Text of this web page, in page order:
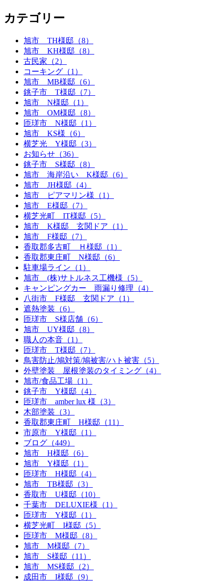
カテゴリー
旭市 TH様邸（8）
旭市 KH様邸（8）
古民家（2）
コーキング（1）
旭市 MB様邸（6）
銚子市 T様邸（7）
旭市 N様邸（1）
旭市 OM様邸（8）
匝瑳市 N様邸（1）
旭市 KS様（6）
横芝光 Y様邸（3）
お知らせ（36）
銚子市 S様邸（8）
旭市 海岸沿い K様邸（6）
旭市 JH様邸（4）
旭市 ピアマリン様（1）
旭市 E様邸（7）
横芝光町 IT様邸（5）
旭市 K様邸 玄関ドア（1）
旭市 F様邸（7）
香取郡多古町 Ｈ様邸（1）
香取郡東庄町 N様邸（6）
駐車場ライン（1）
旭市 (株)サトルネス工機様（5）
キャンピングカー 雨漏り修理（4）
八街市 F様邸 玄関ドア（1）
遮熱塗装（6）
匝瑳市 S様店舗（6）
旭市 UY様邸（8）
職人の本音（1）
匝瑳市 T様邸（7）
鳥害防止/鳩対策/鳩被害/ハト被害（5）
外壁塗装 屋根塗装のタイミング（4）
旭市/食品工場（1）
銚子市 Y様邸（4）
匝瑳市 amber lux 様（3）
木部塗装（3）
香取郡東庄町 H様邸（11）
市原市 Y様邸（1）
ブログ（449）
旭市 H様邸（6）
旭市 Y様邸（1）
匝瑳市 H様邸（4）
旭市 TB様邸（3）
香取市 U様邸（10）
千葉市 DELUXIE様（1）
匝瑳市 Y様邸（1）
横芝光町 I様邸（5）
匝瑳市 M様邸（8）
旭市 M様邸（7）
旭市 S様邸（11）
旭市 MS様邸（2）
成田市 I様邸（9）